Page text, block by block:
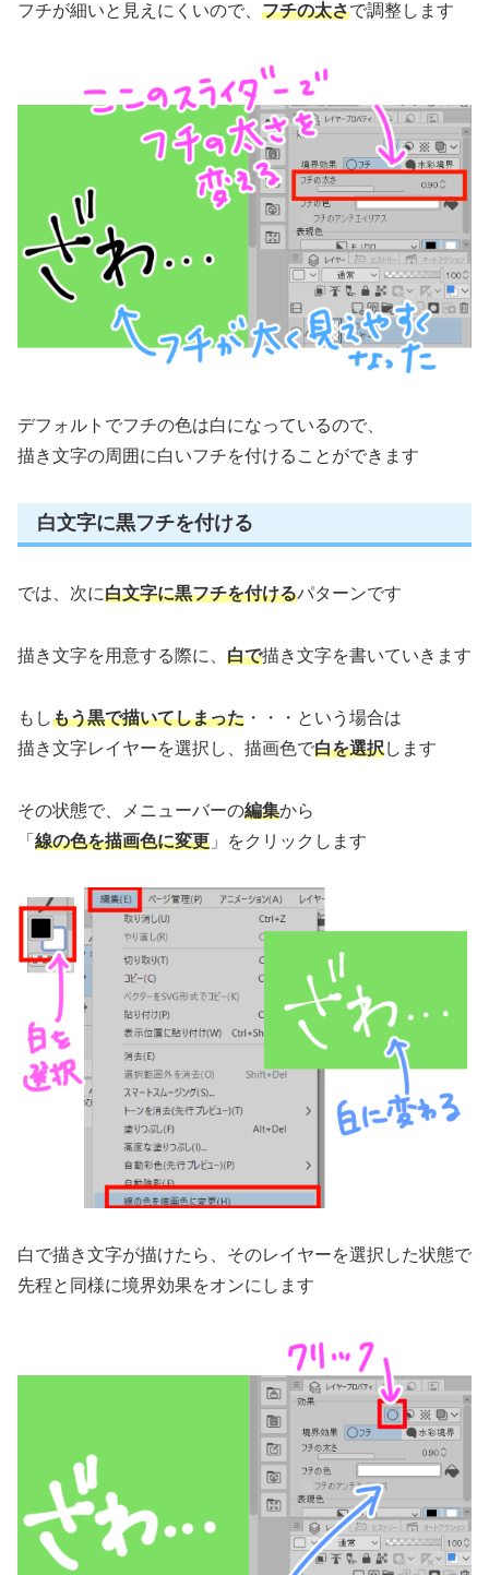
フチが細いと見えにくいので、 フチの太さで調整します
デフォルトでフチの色は白になっているので、
描き文字の周囲に白いフチを付けることができます
白文字に黒フチを付ける
では、次に白文字に黒フチを付けるパターンです
描き文字を用意する際に、 白で描き文字を書いていきます
もしもう黒で描いてしまった ・・・という場合は
描き文字レイヤーを選択し、描画色で白を選択します
その状態で、メニューバーの編集から
「 線の色を描画色に変更 」をクリックします
白で描き文字が描けたら、そのレイヤーを選択した状態で
先程と同様に境界効果をオンにします